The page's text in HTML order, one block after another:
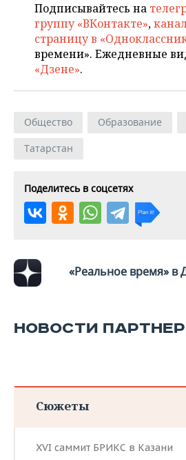
Подписывайтесь на
группу «ВКонтакте»,
страницу в
времени». Ежедневные
«Дзене».
Общество Образование
Татарстан
Поделитесь в соцсетях
«Реальное время» в
НОВОСТИ
Сюжеты
XVI саммит БРИКС в Казани